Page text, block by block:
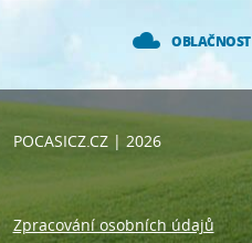
OBLAČNOST
POCASICZ.CZ| 2026
Zpracování osobních údajů